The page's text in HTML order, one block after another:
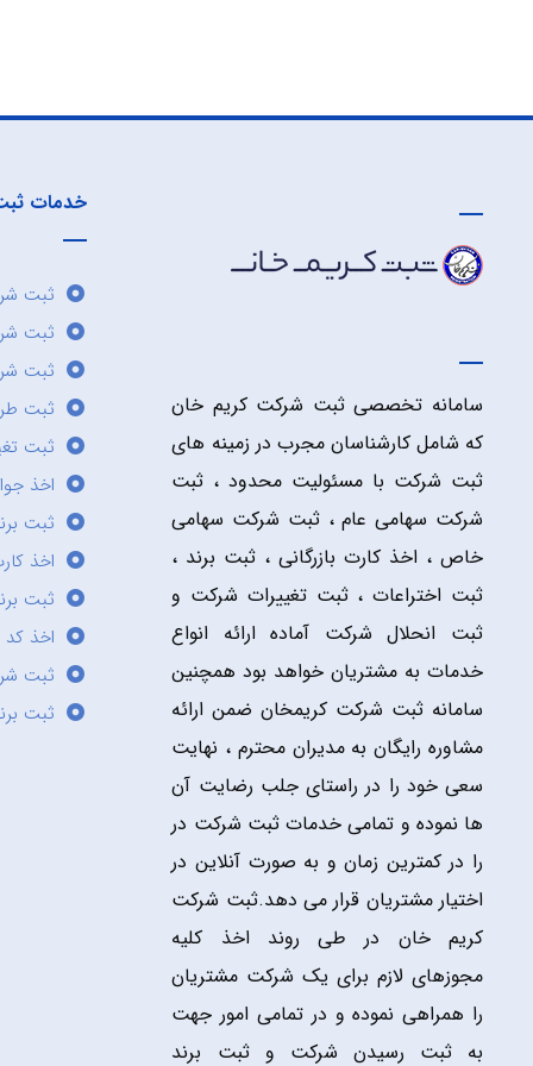
سامانه تخصصی ثبت شرکت کریم خان
که شامل کارشناسان مجرب در زمینه های
ثبت شرکت با مسئولیت محدود ، ثبت
شرکت سهامی عام ، ثبت شرکت سهامی
خاص ، اخذ کارت بازرگانی ، ثبت برند ،
ثبت اختراعات ، ثبت تغییرات شرکت و
ثبت انحلال شرکت آماده ارائه انواع
خدمات به مشتریان خواهد بود همچنین
سامانه ثبت شرکت کریمخان ضمن ارائه
مشاوره رایگان به مدیران محترم ، نهایت
سعی خود را در راستای جلب رضایت آن
ها نموده و تمامی خدمات ثبت شرکت در
را در کمترین زمان و به صورت آنلاین در
اختیار مشتریان قرار می دهد.ثبت شرکت
کریم خان در طی روند اخذ کلیه
مجوزهای لازم برای یک شرکت مشتریان
را همراهی نموده و در تمامی امور جهت
به ثبت رسیدن شرکت و ثبت برند
خدمات
ثبت
ثبت
ثبت
ثبت
ثبت
اخذ
ثبت
اخذ
ثبت
اخذ کد
ثبت
ثبت